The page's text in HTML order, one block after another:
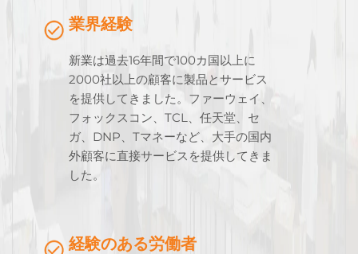
業界経験
新業は過去16年間で100カ国以上に
2000社以上の顧客に製品とサービス
を提供してきました。ファーウェイ、
フォックスコン、TCL、任天堂、セ
ガ、DNP、Tマネーなど、大手の国内
外顧客に直接サービスを提供してきま
した。
経験のある労働者